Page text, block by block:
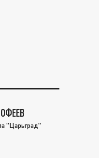
"Царьград"